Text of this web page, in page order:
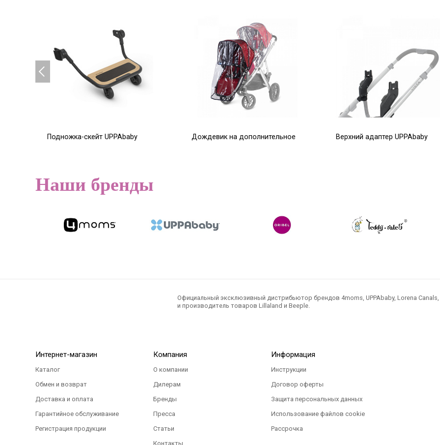
Подножка-скейт UPPAbaby
Дождевик на дополнительное
Верхний адаптер UPPAbaby
Наши бренды
Официальный эксклюзивный дистрибьютор брендов 4moms, UPPAbaby, Lorena
и производитель товаров Lillaland и Beeple.
Интернет-магазин
Каталог
Обмен и возврат
Доставка и оплата
Гарантийное обслуживание
Регистрация продукции
Компания
О компании
Дилерам
Бренды
Пресса
Статьи
Контакты
Информация
Инструкции
Договор оферты
Защита персональных данных
Использование файлов cookie
Рассрочка